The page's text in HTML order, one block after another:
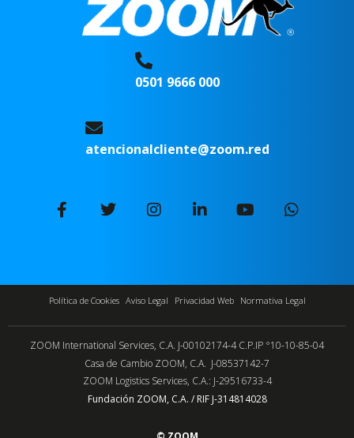
0501 9666 000
atencionalcliente@zoom.red
Política de Cookies Aviso Legal Privacidad Web Normativa Legal
ZOOM International Services, C.A. J-00102174-4 C.P.IP °10-10-85-04
Casa de Cambio ZOOM, C.A. J-08537142-7
ZOOM Logistics Services, C.A.: J-29516733-4
Fundación ZOOM, C.A. / RIF J-314814028